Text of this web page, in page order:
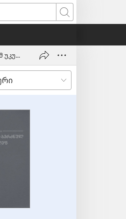
გორუა
ვაგრძელენთო სიცოცხლეს ღურაშ უკულ?